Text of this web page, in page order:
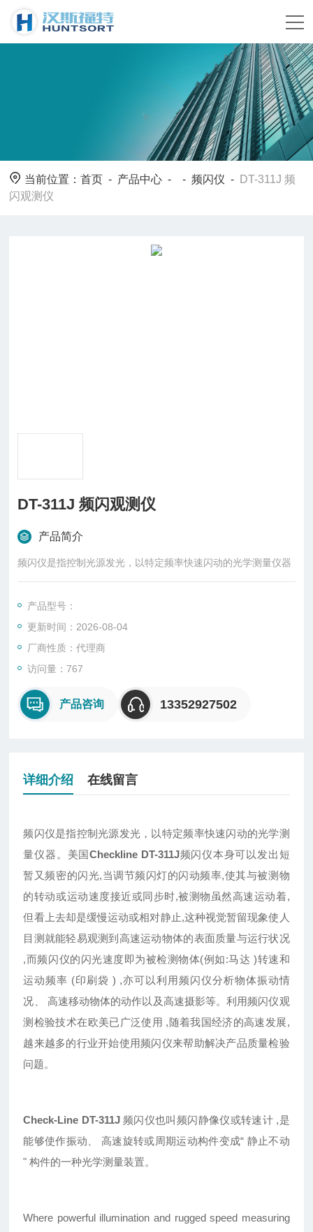
当前位置：首页 - 产品中心 - -频闪仪 -
DT-311J 频
闪观测仪
DT-311J 频闪观测仪
产品简介
频闪仪是指控制光源发光，以特定频率快速闪动的光学测量仪器
产品型号：
更新时间：2026-08-04
厂商性质：代理商
访问量：767
产品咨询 13352927502
详细介绍 在线留言
频闪仪是指控制光源发光，以特定频率快速闪动的光学测
量仪器。美国Checkline DT-311J频闪仪本身可以发出短
暂又频密的闪光,当调节频闪灯的闪动频率,使其与被测物
的转动或运动速度接近或同步时,被测物虽然高速运动着,
但看上去却是缓慢运动或相对静止,这种视觉暂留现象使人
目测就能轻易观测到高速运动物体的表面质量与运行状况
,而频闪仪的闪光速度即为被检测物体(例如:马达 )转速和
运动频率 (印刷袋 ) ,亦可以利用频闪仪分析物体振动情
况、 高速移动物体的动作以及高速摄影等。利用频闪仪观
测检验技术在欧美已广泛使用 ,随着我国经济的高速发展,
越来越多的行业开始使用频闪仪来帮助解决产品质量检验
问题。
Check-Line DT-311J频闪仪也叫频闪静像仪或转速计 ,是
能够使作振动、 高速旋转或周期运动构件变成“ 静止不动
" 构件的一种光学测量装置。
Where powerful illumination and rugged speed measuring